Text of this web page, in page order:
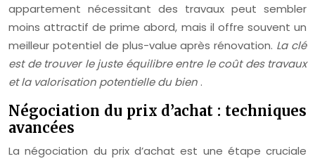
appartement nécessitant des travaux peut sembler
moins attractif de prime abord, mais il offre souvent un
meilleur potentiel de plus-value après rénovation. La clé
est de trouver le juste équilibre entre le coût des travaux
et la valorisation potentielle du bien .
Négociation du prix d’achat : techniques
avancées
La négociation du prix d’achat est une étape cruciale